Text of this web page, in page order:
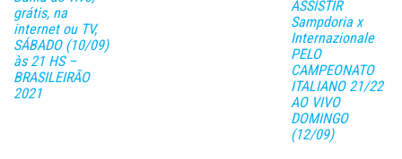
grátis, na
internet ou TV,
SÁBADO (10/09)
às 21 HS –
BRASILEIRÃO
2021
ASSISTIR
Sampdoria x
Internazionale
PELO
CAMPEONATO
ITALIANO 21/22
AO VIVO
DOMINGO
(12/09)